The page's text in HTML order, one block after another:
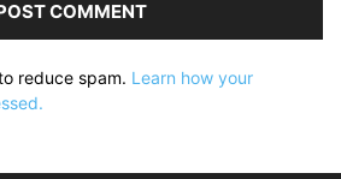
reduce spam. Learn how your